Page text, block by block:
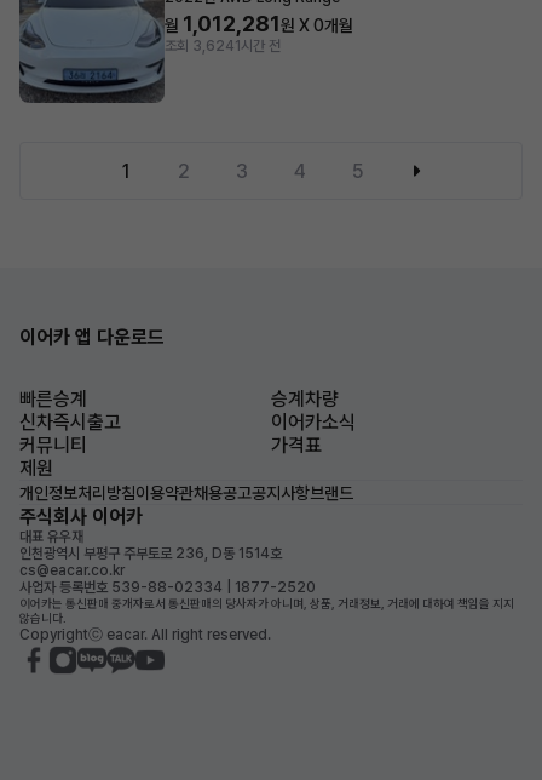
월 1,012,281원 X0개월
조회 3,6241시간 전
1 2 3 4 5
이어카 앱 다운로드
빠른승계
승계차량
신차즉시출고
이어카소식
커뮤니티
가격표
제원
개인정보처리방침이용약관채용공고공지사항브랜드
주식회사 이어카
대표 유우재
인천광역시 부평구 주부토로 236, D동 1514호
cs@eacar.co.kr
사업자 등록번호 539-88-02334 | 1877-2520
이어카는 통신판매 중개자로서 통신판매의 당사자가 아니며, 상품, 거래정보, 거래에 대하여 책임을 지지
않습니다.
Copyrightⓒ eacar. All right reserved.